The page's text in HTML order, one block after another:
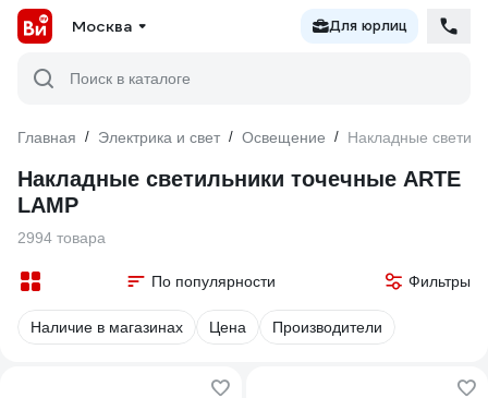
Москва Для юрлиц
Поиск в каталоге
Главная / Электрика и свет / Освещение / Накладные
Накладные светильники точечные ARTE
LAMP
2994 товара
По популярности Фильтры
Наличие в магазинах Цена Производители